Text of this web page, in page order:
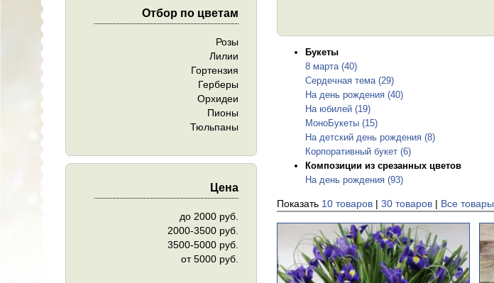
Отбор по цветам
Розы
Лилии
Гортензия
Герберы
Орхидеи
Пионы
Тюльпаны
Цена
до 2000 руб.
2000-3500 руб.
3500-5000 руб.
от 5000 руб.
Букеты
8 марта (40)
Сердечная тема (29)
На день рождения (40)
На юбилей (19)
МоноБукеты (15)
На детский день рождения (8)
Корпоративный букет (6)
Композиции из срезанных цветов
На день рождения (93)
Показать 10 товаров | 30 товаров | Все товары